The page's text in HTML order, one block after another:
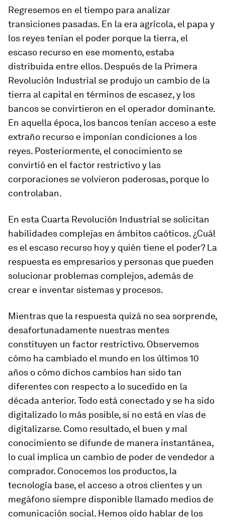
Regresemos en el tiempo para analizar
transiciones pasadas. En la era agrícola, el papa y
los reyes tenían el poder porque la tierra, el
escaso recurso en ese momento, estaba
distribuida entre ellos. Después de la Primera
Revolución Industrial se produjo un cambio de la
tierra al capital en términos de escasez, y los
bancos se convirtieron en el operador dominante.
En aquella época, los bancos tenían acceso a este
extraño recurso e imponían condiciones a los
reyes. Posteriormente, el conocimiento se
convirtió en el factor restrictivo y las
corporaciones se volvieron poderosas, porque lo
controlaban.
En esta Cuarta Revolución Industrial se solicitan
habilidades complejas en ámbitos caóticos. ¿Cuál
es el escaso recurso hoy y quién tiene el poder? La
respuesta es empresarios y personas que pueden
solucionar problemas complejos, además de
crear e inventar sistemas y procesos.
Mientras que la respuesta quizá no sea sorprende,
desafortunadamente nuestras mentes
constituyen un factor restrictivo. Observemos
cómo ha cambiado el mundo en los últimos 10
años o cómo dichos cambios han sido tan
diferentes con respecto a lo sucedido en la
década anterior. Todo está conectado y se ha sido
digitalizado lo más posible, si no está en vías de
digitalizarse. Como resultado, el buen y mal
conocimiento se difunde de manera instantánea,
lo cual implica un cambio de poder de vendedor a
comprador. Conocemos los productos, la
tecnología base, el acceso a otros clientes y un
megáfono siempre disponible llamado medios de
comunicación social. Hemos oído hablar de los